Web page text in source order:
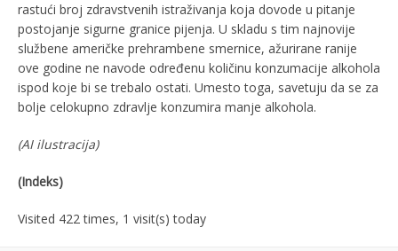
rastući broj zdravstvenih istraživanja koja dovode u pitanje
postojanje sigurne granice pijenja. U skladu s tim najnovije
službene američke prehrambene smernice, ažurirane ranije
ove godine ne navode određenu količinu konzumacije alkohola
ispod koje bi se trebalo ostati. Umesto toga, savetuju da se za
bolje celokupno zdravlje konzumira manje alkohola.
(AI ilustracija)
(Indeks)
Visited 422 times, 1 visit(s) today